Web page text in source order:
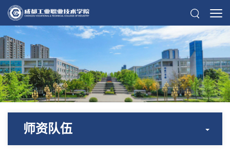
师资队伍